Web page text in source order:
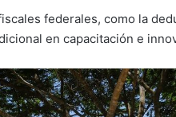
federales, como la
en capacitación e